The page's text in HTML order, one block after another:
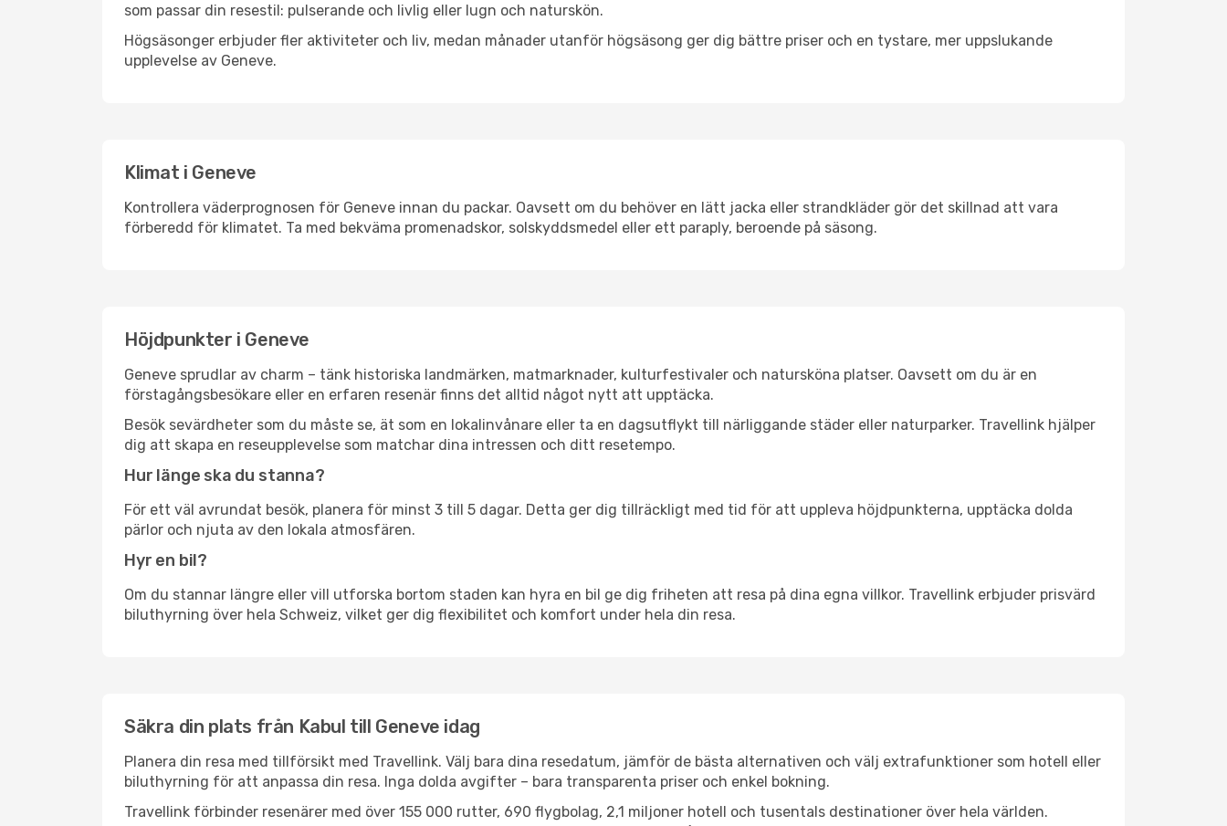
som passar din resestil: pulserande och livlig eller lugn och naturskön.
Högsäsonger erbjuder fler aktiviteter och liv, medan månader utanför högsäsong ger dig bättre priser och en tystare, mer uppslukande
upplevelse av Geneve.
Klimat i Geneve
Kontrollera väderprognosen för Geneve innan du packar. Oavsett om du behöver en lätt jacka eller strandkläder gör det skillnad att vara
förberedd för klimatet. Ta med bekväma promenadskor, solskyddsmedel eller ett paraply, beroende på säsong.
Höjdpunkter i Geneve
Geneve sprudlar av charm – tänk historiska landmärken, matmarknader, kulturfestivaler och natursköna platser. Oavsett om du är en
förstagångsbesökare eller en erfaren resenär finns det alltid något nytt att upptäcka.
Besök sevärdheter som du måste se, ät som en lokalinvånare eller ta en dagsutflykt till närliggande städer eller naturparker. Travellink hjälper
dig att skapa en reseupplevelse som matchar dina intressen och ditt resetempo.
Hur länge ska du stanna?
För ett väl avrundat besök, planera för minst 3 till 5 dagar. Detta ger dig tillräckligt med tid för att uppleva höjdpunkterna, upptäcka dolda
pärlor och njuta av den lokala atmosfären.
Hyr en bil?
Om du stannar längre eller vill utforska bortom staden kan hyra en bil ge dig friheten att resa på dina egna villkor. Travellink erbjuder prisvärd
biluthyrning över hela Schweiz, vilket ger dig flexibilitet och komfort under hela din resa.
Säkra din plats från Kabul till Geneve idag
Planera din resa med tillförsikt med Travellink. Välj bara dina resedatum, jämför de bästa alternativen och välj extrafunktioner som hotell eller
biluthyrning för att anpassa din resa. Inga dolda avgifter – bara transparenta priser och enkel bokning.
Travellink förbinder resenärer med över 155 000 rutter, 690 flygbolag, 2,1 miljoner hotell och tusentals destinationer över hela världen.